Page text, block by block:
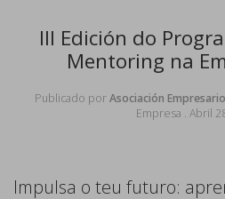
III Edición do
Mentoring na
Publicado porAsociación
Empresa . Abril
Impulsa o teu futuro: